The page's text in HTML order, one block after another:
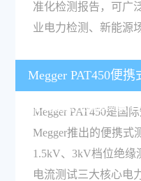
准化检测报告，可广
业电力检测、新能源
Megger PAT450便
能及适用检测场景
Megger PAT450是国
Megger推出的便携式
1.5kV、3kV档位绝缘
电流测试三大核心电